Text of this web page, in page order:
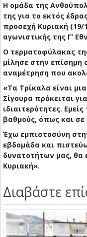
H ομάδα της
της για το εκτός
προσεχή Κυριακή (19/
αγωνιστικής της Γ’
Ο τερματοφύλακας
μίλησε στην επίσημη
αναμέτρηση που
«Τα Τρίκαλα είναι
Σίγουρα πρόκειται
ιδιαιτερότητες.
βαθμούς, όπως και σε
Έχω εμπιστοσύνη
εβδομάδα και
δυνατοτήτων μας, θα
Κυριακή».
Διαβάστε